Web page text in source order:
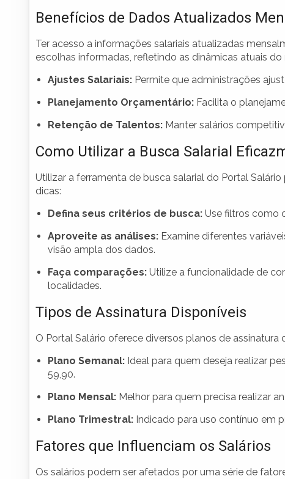
Benefícios de Dados Atualizados
Ter acesso a informações salariais atualizadas
escolhas informadas, refletindo as dinâmicas atuais
Ajustes Salariais: Permite que administrações
Planejamento Orçamentário: Facilita o
Retenção de Talentos: Manter salários
Como Utilizar a Busca Salarial
Utilizar a ferramenta de busca salarial do Portal
dicas:
Defina seus critérios de busca: Use filtros como
Aproveite as análises: Examine diferentes
visão ampla dos dados.
Faça comparações: Utilize a funcionalidade de
localidades.
Tipos de Assinatura Disponíveis
O Portal Salário oferece diversos planos de
Plano Semanal: Ideal para quem deseja realizar
59,90.
Plano Mensal: Melhor para quem precisa realizar
Plano Trimestral: Indicado para uso contínuo em
Fatores que Influenciam os Salários
Os salários podem ser afetados por uma série de